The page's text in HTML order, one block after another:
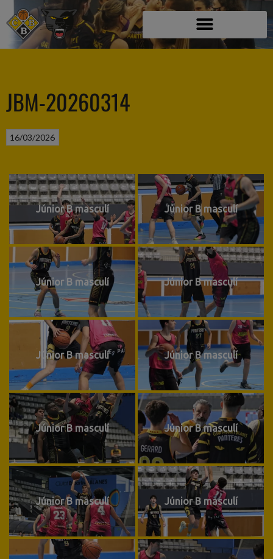
JBM-20260314
16/03/2026
Júnior B masculí Júnior B masculí
Júnior B masculí Júnior B masculí
Júnior B masculí Júnior B masculí
Júnior B masculí Júnior B masculí
Júnior B masculí Júnior B masculí